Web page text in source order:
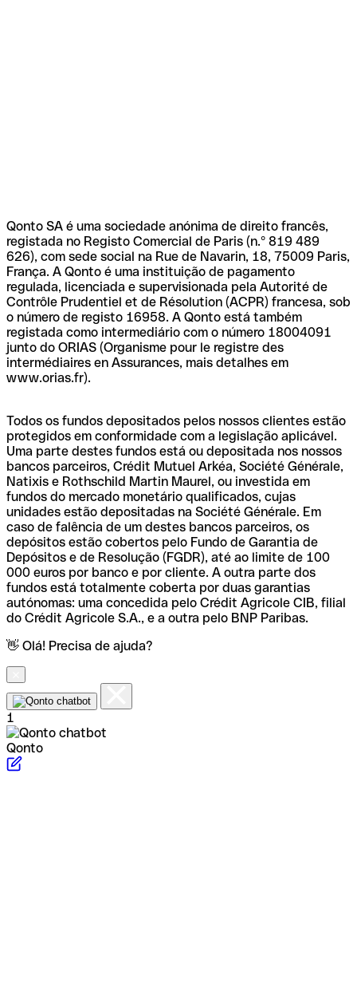
Qonto SA é uma sociedade anónima de direito francês,
registada no Registo Comercial de Paris (n.º 819 489
626), com sede social na Rue de Navarin, 18, 75009 Paris,
França. A Qonto é uma instituição de pagamento
regulada, licenciada e supervisionada pela Autorité de
Contrôle Prudentiel et de Résolution (ACPR) francesa, sob
o número de registo 16958. A Qonto está também
registada como intermediário com o número 18004091
junto do ORIAS (Organisme pour le registre des
intermédiaires en Assurances, mais detalhes em
www.orias.fr).
Todos os fundos depositados pelos nossos clientes estão
protegidos em conformidade com a legislação aplicável.
Uma parte destes fundos está ou depositada nos nossos
bancos parceiros, Crédit Mutuel Arkéa, Société Générale,
Natixis e Rothschild Martin Maurel, ou investida em
fundos do mercado monetário qualificados, cujas
unidades estão depositadas na Société Générale. Em
caso de falência de um destes bancos parceiros, os
depósitos estão cobertos pelo Fundo de Garantia de
Depósitos e de Resolução (FGDR), até ao limite de 100
000 euros por banco e por cliente. A outra parte dos
fundos está totalmente coberta por duas garantias
autónomas: uma concedida pelo Crédit Agricole CIB, filial
do Crédit Agricole S.A., e a outra pelo BNP Paribas.
👋 Olá! Precisa de ajuda?
1
Qonto